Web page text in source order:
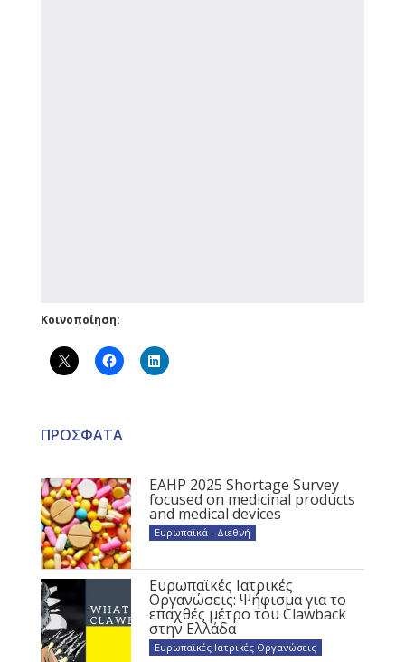
Κοινοποίηση:
ΠΡΟΣΦΑΤΑ
EAHP 2025 Shortage Survey
focused on medicinal products
and medical devices
Ευρωπαϊκά - Διεθνή
Ευρωπαϊκές Ιατρικές
Οργανώσεις: Ψήφισμα για το
επαχθές μέτρο του Clawback
στην Ελλάδα
Ευρωπαϊκές Ιατρικές Οργανώσεις